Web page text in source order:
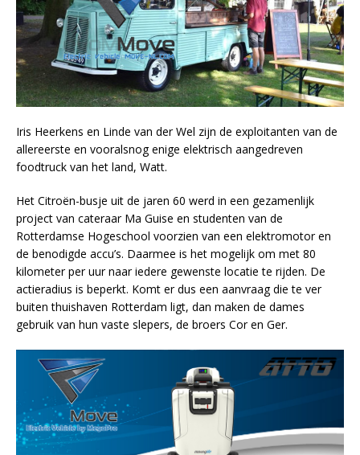
Iris Heerkens en Linde van der Wel zijn de exploitanten van de
allereerste en vooralsnog enige elektrisch aangedreven
foodtruck van het land, Watt.
Het Citroën-busje uit de jaren 60 werd in een gezamenlijk
project van cateraar Ma Guise en studenten van de
Rotterdamse Hogeschool voorzien van een elektromotor en
de benodigde accu’s. Daarmee is het mogelijk om met 80
kilometer per uur naar iedere gewenste locatie te rijden. De
actieradius is beperkt. Komt er dus een aanvraag die te ver
buiten thuishaven Rotterdam ligt, dan maken de dames
gebruik van hun vaste slepers, de broers Cor en Ger.